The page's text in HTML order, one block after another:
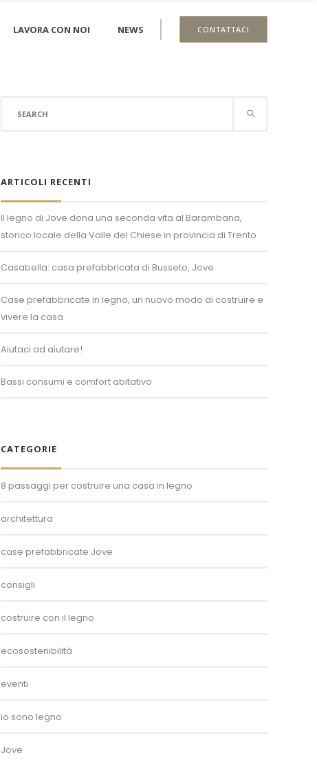
LAVORA CON NOI NEWS CONTATTACI
ARTICOLI RECENTI
Il legno di Jove dona una seconda vita al Barambana,
storico locale della Valle del Chiese in provincia di Trento
Casabella: casa prefabbricata di Busseto, Jove
Case prefabbricate in legno, un nuovo modo di costruire e
vivere la casa
Aiutaci ad aiutare!
Bassi consumi e comfort abitativo
CATEGORIE
8 passaggi per costruire una casa in legno
architettura
case prefabbricate Jove
consigli
costruire con il legno
ecosostenibilità
eventi
io sono legno
Jove